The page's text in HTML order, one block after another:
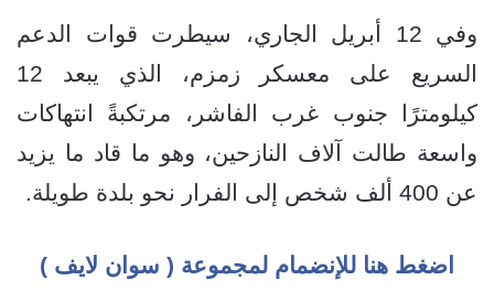
وفي 12 أبريل الجاري، سيطرت قوات الدعم
السريع على معسكر زمزم، الذي يبعد 12
كيلومترًا جنوب غرب الفاشر، مرتكبةً انتهاكات
واسعة طالت آلاف النازحين، وهو ما قاد ما يزيد
عن 400 ألف شخص إلى الفرار نحو بلدة طويلة.
اضغط هنا للإنضمام لمجموعة ( سوان لايف )